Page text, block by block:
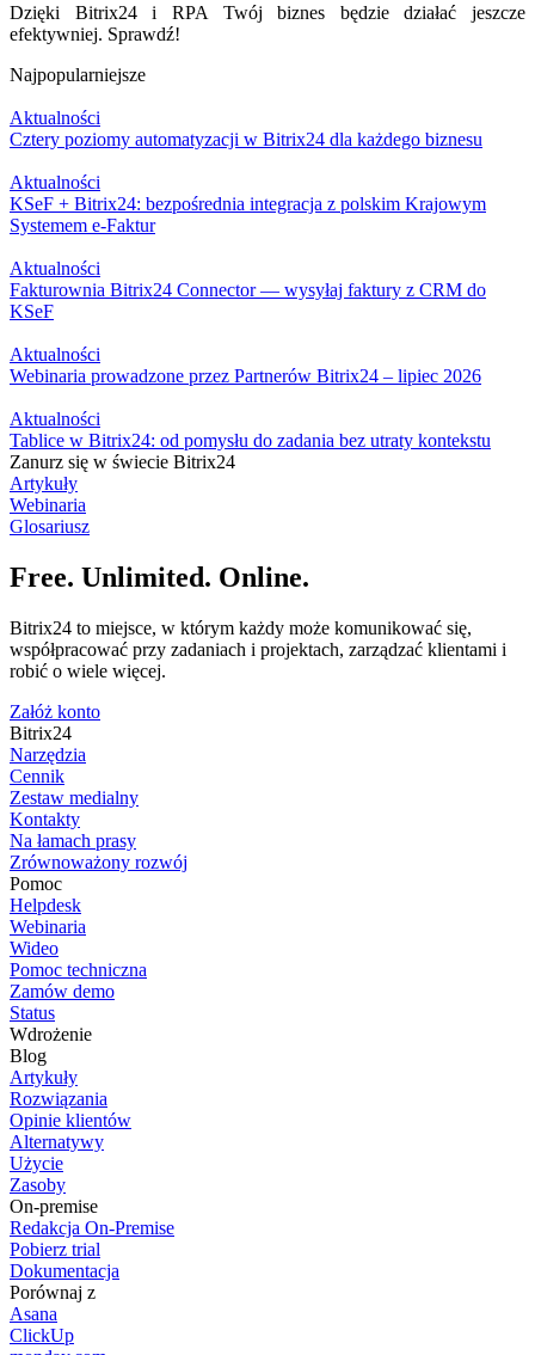
Dzięki Bitrix24 i RPA Twój biznes będzie działać jeszcze
efektywniej. Sprawdź!
Najpopularniejsze
Aktualności
Cztery poziomy automatyzacji w Bitrix24 dla każdego biznesu
Aktualności
KSeF + Bitrix24: bezpośrednia integracja z polskim Krajowym
Systemem e-Faktur
Aktualności
Fakturownia Bitrix24 Connector — wysyłaj faktury z CRM do
KSeF
Aktualności
Webinaria prowadzone przez Partnerów Bitrix24 – lipiec 2026
Aktualności
Tablice w Bitrix24: od pomysłu do zadania bez utraty kontekstu
Zanurz się w świecie Bitrix24
Artykuły
Webinaria
Glosariusz
Free. Unlimited. Online.
Bitrix24 to miejsce, w którym każdy może komunikować się,
współpracować przy zadaniach i projektach, zarządzać klientami i
robić o wiele więcej.
Załóż konto
Bitrix24
Narzędzia
Cennik
Zestaw medialny
Kontakty
Na łamach prasy
Zrównoważony rozwój
Pomoc
Helpdesk
Webinaria
Wideo
Pomoc techniczna
Zamów demo
Status
Wdrożenie
Blog
Artykuły
Rozwiązania
Opinie klientów
Alternatywy
Użycie
Zasoby
On-premise
Redakcja On-Premise
Pobierz trial
Dokumentacja
Porównaj z
Asana
ClickUp